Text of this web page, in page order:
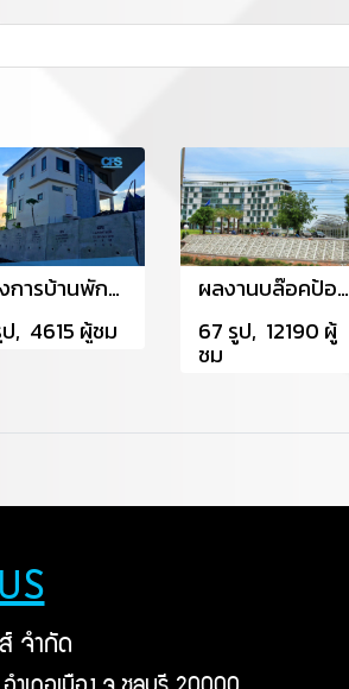
โครงการบ้านพักส่วนตัว จังหวัดเพชรบูรณ์
ป, 4615 ผู้ชม
ผลงานบล๊อคป้องกันดินสไลด์
67 รูป, 12190 ผู้
ชม
จำกัด